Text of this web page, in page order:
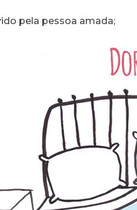
pela pessoa amada;